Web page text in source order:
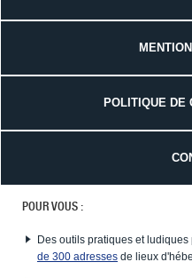
POLITIQUE DE
POUR VOUS :
Des outils pratiques et
de 300 adresses de lieux